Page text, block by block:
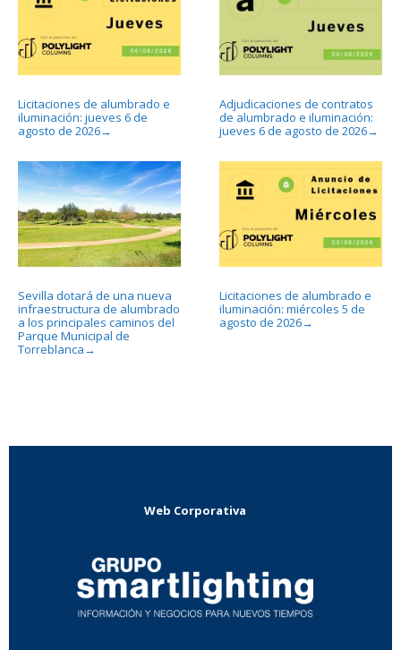
Licitaciones de alumbrado e
iluminación: jueves 6 de
agosto de 2026→
Adjudicaciones de contratos
de alumbrado e iluminación:
jueves 6 de agosto de 2026→
Sevilla dotará de una nueva
infraestructura de alumbrado
a los principales caminos del
Parque Municipal de
Torreblanca →
Licitaciones de alumbrado e
iluminación: miércoles 5 de
agosto de 2026→
Web Corporativa